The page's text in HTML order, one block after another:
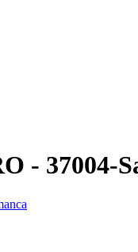
- 37004-